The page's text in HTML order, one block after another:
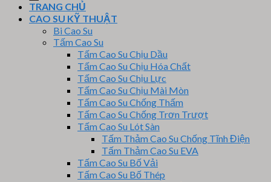
TRANG CHỦ
CAO SU KỸ THUẬT
Bi Cao Su
Tấm Cao Su
Tấm Cao Su Chịu Dầu
Tấm Cao Su Chịu Hóa Chất
Tấm Cao Su Chịu Lực
Tấm Cao Su Chịu Mài Mòn
Tấm Cao Su Chống Thấm
Tấm Cao Su Chống Trơn Trượt
Tấm Cao Su Lót Sàn
Tấm Thảm Cao Su Chống Tĩnh Điện
Tấm Thảm Cao Su EVA
Tấm Cao Su Bố Vải
Tấm Cao Su Bố Thép